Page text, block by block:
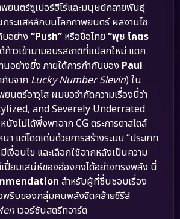
ยนตร์ซูเปอร์ฮีโร่และมนุษย์กลายพันธุ์
กระแสหลักบนโลกภาพยนตร์ ผลงานไซ
อย่าง “Push” หรือชื่อไทย“พุช โคตร
ก้าวเข้ามามอบรสชาติที่แปลกใหม่ แตก
นอย่างยิ่ง ภายใต้การกำกับของ Paul
บจาก Lucky Number Slevin) ใน
นตร์อาวุโส ผมขอจำกัดความเรื่องนี้ว่า
and Severely Underrated
งไม่ได้พึ่งพาฉาก CG ตระการตาสไตล์
แต่โดดเด่นด้วยการสร้างระบบ “ประเภท
งื่อนไข และเลือกใช้ฉากหลังเป็นความ
ปี่ยมเสน่ห์ของฮ่องกงได้อย่างทรงพลัง นี่
สำหรับผู้ที่ชื่นชอบเรื่อง
วพริบของกลุ่มคนพลังจิตคล้ายซีรีส์
เวอร์ชันสตรีทอาร์ต